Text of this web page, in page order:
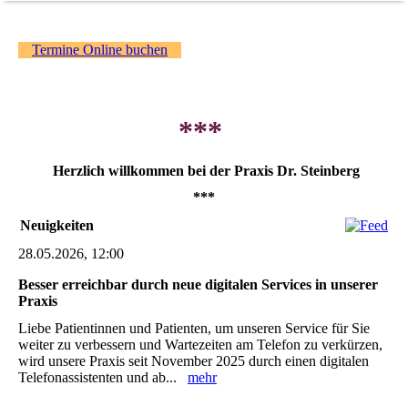
Termine Online buchen
***
Herzlich willkommen bei der Praxis Dr. Steinberg
***
Neuigkeiten
28.05.2026, 12:00
Besser erreichbar durch neue digitalen Services in unserer
Praxis
Liebe Patientinnen und Patienten, um unseren Service für Sie
weiter zu verbessern und Wartezeiten am Telefon zu verkürzen,
wird unsere Praxis seit November 2025 durch einen digitalen
Telefonassistenten und ab... mehr